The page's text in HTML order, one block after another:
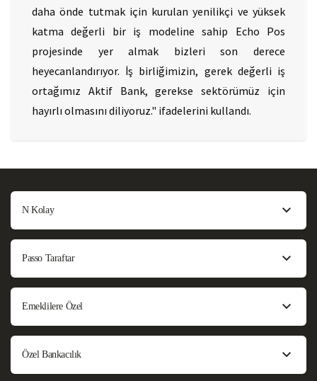
daha önde tutmak için kurulan yenilikçi ve yüksek
katma değerli bir iş modeline sahip Echo Pos
projesinde yer almak bizleri son derece
heyecanlandırıyor. İş birliğimizin, gerek değerli iş
ortağımız Aktif Bank, gerekse sektörümüz için
hayırlı olmasını diliyoruz." ifadelerini kullandı.
N Kolay
Passo Taraftar
Emeklilere Özel
Özel Bankacılık